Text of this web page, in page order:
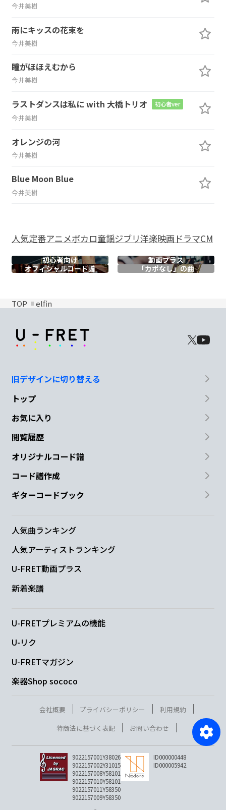
今井美樹
雨にキッスの花束を
今井美樹
瞳がほほえむから
今井美樹
ラストダンスは私に with 大橋トリオ 初心者ver
今井美樹
オレンジの河
今井美樹
Blue Moon Blue
今井美樹
人気定番アニメボカロ童謡ジブリ洋楽映画ドラマCM
初心者向け
動画プラス
オフィシャルコード譜 「カポなし」の曲
TOP elfin
旧デザインに切り替える
トップ
お気に入り
閲覧履歴
オリジナルコード譜
コード譜作成
ギターコードブック
人気曲ランキング
人気アーティストランキング
U-FRET動画プラス
新着楽譜
U-FRETプレミアムの機能
U-リク
U-FRETマガジン
楽器Shop sococo
会社概要 プライバシーポリシー
利用規約
特商法に基づく表記
お問い合わせ
9022157001Y38026
9022157002Y31015
9022157008Y58101
9022157010Y58101
9022157011Y58350
9022157009Y58350
ID000000448
ID000005942